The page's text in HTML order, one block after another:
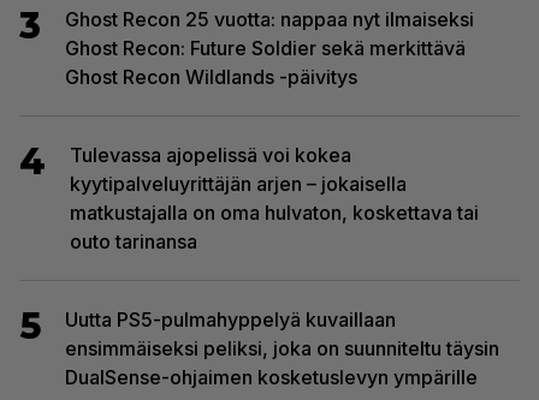
3
Ghost Recon 25 vuotta: nappaa nyt ilmaiseksi
Ghost Recon: Future Soldier sekä merkittävä
Ghost Recon Wildlands -päivitys
4
Tulevassa ajopelissä voi kokea
kyytipalveluyrittäjän arjen – jokaisella
matkustajalla on oma hulvaton, koskettava tai
outo tarinansa
5
Uutta PS5-pulmahyppelyä kuvaillaan
ensimmäiseksi peliksi, joka on suunniteltu täysin
DualSense-ohjaimen kosketuslevyn ympärille